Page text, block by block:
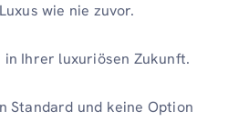
wie nie zuvor.
in Ihrer luxuriösen Zukunft.
Standard und keine Option